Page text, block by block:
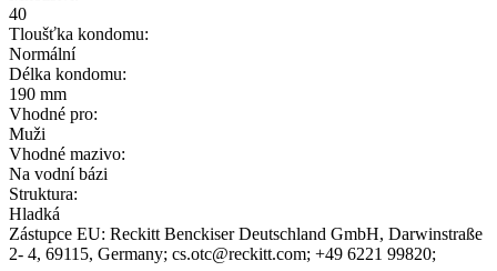
40
Tloušťka kondomu:
Normální
Délka kondomu:
190 mm
Vhodné pro:
Muži
Vhodné mazivo:
Na vodní bázi
Struktura:
Hladká
Zástupce EU: Reckitt Benckiser Deutschland GmbH, Darwinstraße
2- 4, 69115, Germany; cs.otc@reckitt.com; +49 6221 99820;